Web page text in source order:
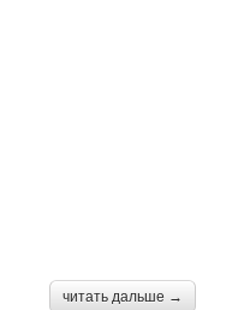
читать дальше →